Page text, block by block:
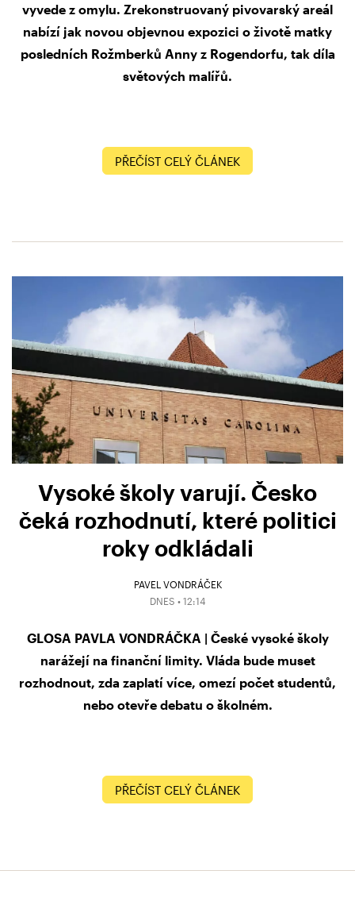
vyvede z omylu. Zrekonstruovaný pivovarský areál
nabízí jak novou objevnou expozici o životě matky
posledních Rožmberků Anny z Rogendorfu, tak díla
světových malířů.
PŘEČÍST CELÝ ČLÁNEK
Vysoké školy varují. Česko
čeká rozhodnutí, které politici
roky odkládali
PAVEL VONDRÁČEK
DNES • 12:14
GLOSA PAVLA VONDRÁČKA | České vysoké školy
narážejí na finanční limity. Vláda bude muset
rozhodnout, zda zaplatí více, omezí počet studentů,
nebo otevře debatu o školném.
PŘEČÍST CELÝ ČLÁNEK